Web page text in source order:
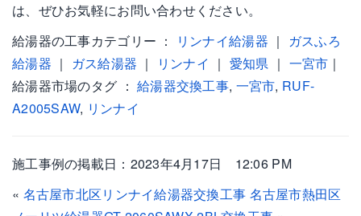
は、ぜひお気軽にお問い合わせください。
給湯器の工事カテゴリー ：
リンナイ給湯器 ｜ ガスふろ
給湯器 ｜ ガス給湯器 ｜ リンナイ ｜ 愛知県 ｜ 一宮市 ｜
給湯器市場のタグ ：給湯器交換工事, 一宮市, RUF-
A2005SAW, リンナイ
施工事例の掲載日：2023年4月17日 12:06 PM
« 名古屋市北区リンナイ給湯器交換工事 名古屋市熱田区